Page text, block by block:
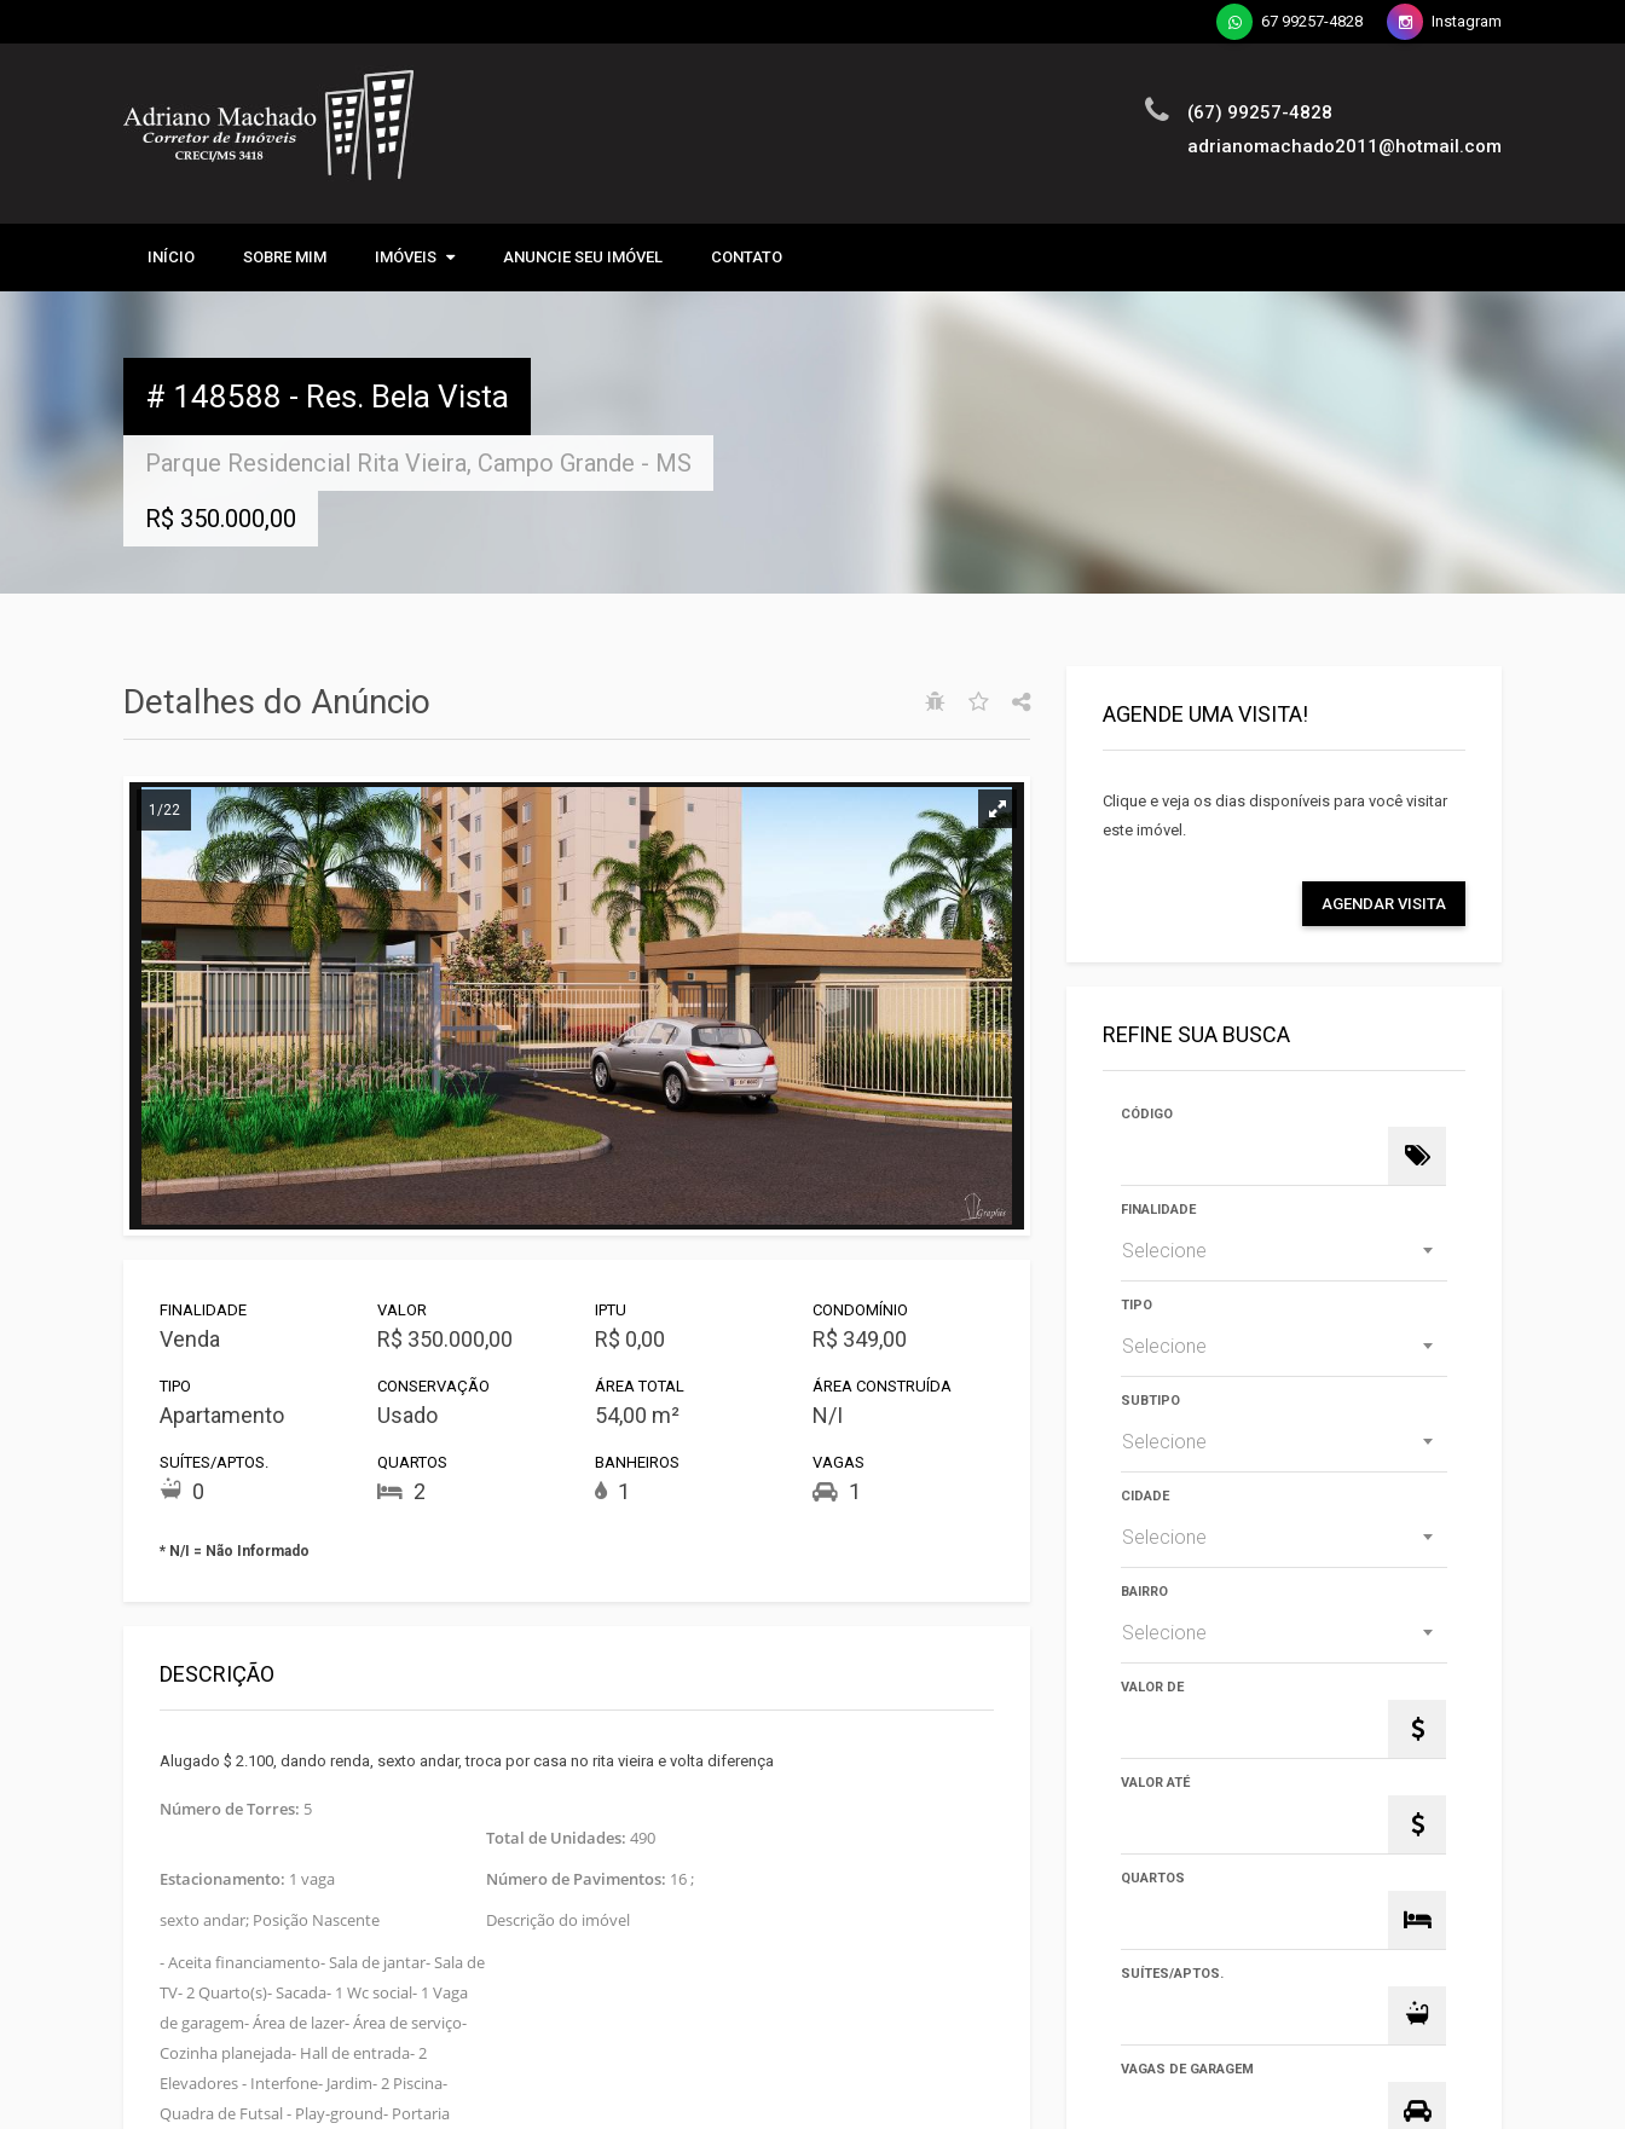
67 99257-4828 Instagram
(67) 99257-4828
adrianomachado2011@hotmail.com
INÍCIO SOBRE MIM IMÓVEIS
IMÓVEIS ANUNCIE SEU IMÓVEL CONTATO
# 148588 - Res. Bela Vista
Parque Residencial Rita Vieira, Campo Grande - MS
R$ 350.000,00
Detalhes do Anúncio Facebook
E-mail
1/22
FINALIDADE
Venda
VALOR
R$ 350.000,00
IPTU
R$ 0,00
CONDOMÍNIO
R$ 349,00
TIPO
Apartamento
CONSERVAÇÃO
Usado
ÁREA TOTAL
54,00 m²
ÁREA CONSTRUÍDA
N/I
SUÍTES/APTOS.
0
QUARTOS
2
BANHEIROS
1
VAGAS
1
* N/I = Não Informado
DESCRIÇÃO
Alugado $ 2.100, dando renda, sexto andar, troca por casa no rita vieira e volta diferença
Número de Torres: 5
Total de Unidades: 490
Estacionamento: 1 vaga Número de Pavimentos: 16 ;
sexto andar; Posição Nascente
Descrição do imóvel
- Aceita financiamento- Sala de jantar- Sala de
TV- 2 Quarto(s)- Sacada- 1 Wc social- 1 Vaga
de garagem- Área de lazer- Área de serviço-
Cozinha planejada- Hall de entrada- 2
Elevadores - Interfone- Jardim- 2 Piscina-
Quadra de Futsal - Play-ground- Portaria
AGENDE UMA VISITA!
Clique e veja os dias disponíveis para você visitar
este imóvel.
AGENDAR VISITA
REFINE SUA BUSCA
CÓDIGO
FINALIDADE
Selecione
TIPO
Selecione
SUBTIPO
Selecione
CIDADE
Selecione
BAIRRO
Selecione
VALOR DE
VALOR ATÉ
QUARTOS
SUÍTES/APTOS.
VAGAS DE GARAGEM